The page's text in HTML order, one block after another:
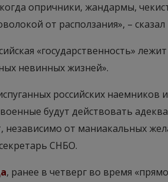
опричники, жандармы,
от расползания», –
«государственность»
невинных жизней».
российских наемников и
будут действовать
независимо от маниакальных
СНБО.
, ранее в четверг во время